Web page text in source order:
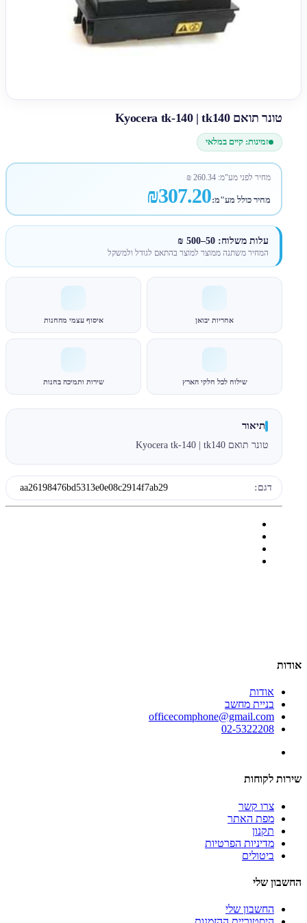
טונר תואם Kyocera tk-140 | tk140
זמינות: קיים במלאי
מחיר לפני מע"מ:260.34
₪
מחיר כולל מע"מ:₪307.20
עלות משלוח: 50–500 ₪
המחיר משתנה ממוצר למוצר בהתאם לגודל ולמשקל
אחריות יבואן איסוף עצמי מהחנות
שילוח לכל חלקי הארץ שירות ותמיכה בחנות
תיאור
טונר תואם Kyocera tk-140 | tk140
דגם: aa26198476bd5313e0e08c2914f7ab29
אודות
אודות
בניית מחשב
officecomphone@gmail.com
02-5322208
שירות לקוחות
צרו קשר
מפת האתר
תקנון
מדיניות הפרטיות
ביטולים
החשבון שלי
החשבון שלי